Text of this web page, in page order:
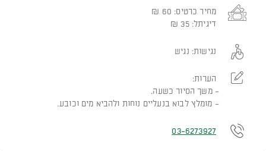
מחיר כרטיס:
₪
דיגיתל: 35
₪
נגישות: נגיש
הערות:
משך הסיור כשעה.
מומלץ לבוא בנעליים נוחות ולהביא מים וכובע.
03-6273927